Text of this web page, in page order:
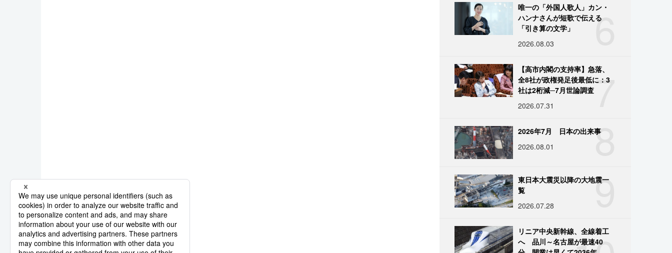
6
唯一の「外国人歌人」カン・
ハンナさんが短歌で伝える
「引き算の文学」
2026.08.03
7
【高市内閣の支持率】急落、
全8社が政権発足後最低に：3
社は2桁減─7月世論調査
2026.07.31
8
2026年7月 日本の出来事
2026.08.01
9
東日本大震災以降の大地震一
覧
2026.07.28
リニア中央新幹線、全線着工
へ 品川～名古屋が最速40